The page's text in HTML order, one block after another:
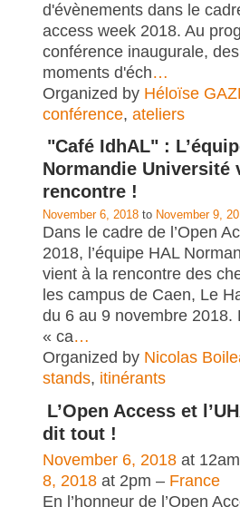
d'évènements dans le
access week 2018. Au
conférence inaugurale,
moments d'éch…
Organized by Héloïse
conférence, ateliers
"Café IdhAL" :
Normandie Université
rencontre !
November 6, 2018 to November 9,
Dans le cadre de l’Open
2018, l’équipe HAL
vient à la rencontre des
les campus de Caen, Le
du 6 au 9 novembre 2018.
« ca…
Organized by Nicolas
stands, itinérants
L’Open Access et
dit tout !
November 6, 2018 at
8, 2018 at 2pm – France
En l’honneur de l’Open